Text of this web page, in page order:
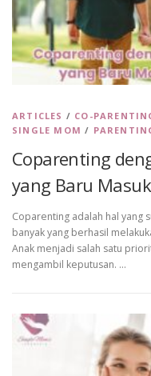
ARTICLES / CO-
SINGLE MOM /
Coparenting
yang Baru
Coparenting adalah hal yang
banyak yang berhasil
Anak menjadi salah satu
mengambil keputusan. …